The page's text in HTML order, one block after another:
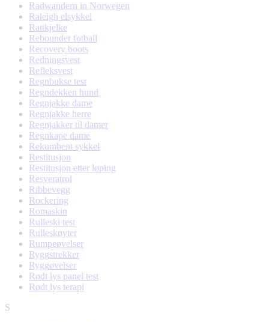
Radwandern in Norwegen
Raleigh elsykkel
Rattkjelke
Rebounder fotball
Recovery boots
Redningsvest
Refleksvest
Regnbukse test
Regndekken hund
Regnjakke dame
Regnjakke herre
Regnjakker til damer
Regnkape dame
Rekumbent sykkel
Restitusjon
Restitusjon etter løping
Resveratrol
Ribbevegg
Rockering
Romaskin
Rulleski test
Rulleskøyter
Rumpeøvelser
Ryggstrekker
Ryggøvelser
Rødt lys panel test
Rødt lys terapi
S